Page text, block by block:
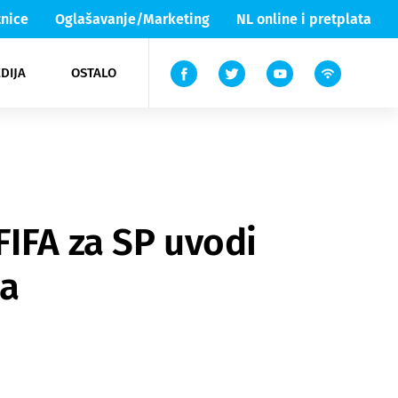
Oglašavanje/Marketing NL online i pretplata
OSTALO
Lika & Senj
TV
za SP uvodi